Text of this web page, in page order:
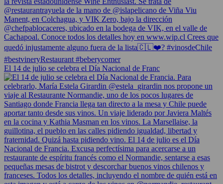
El 14 de julio se celebra el Día Nacional de Franc